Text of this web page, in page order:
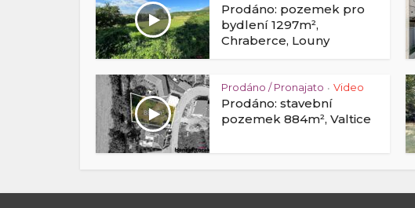
Prodáno: pozemek pro
bydlení 1297m²,
Chraberce, Louny
Prodáno / Pronajato • Video
Prodáno: stavební
pozemek 884m², Valtice